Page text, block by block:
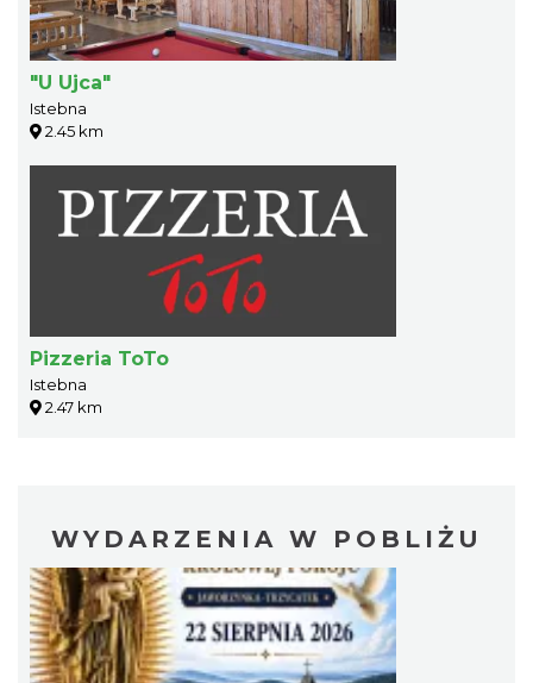
"U Ujca"
Istebna
2.45 km
Pizzeria ToTo
Istebna
2.47 km
WYDARZENIA W POBLIŻU